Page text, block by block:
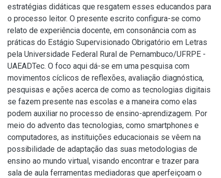
estratégias didáticas que resgatem esses educandos para
o processo leitor. O presente escrito configura-se como
relato de experiência docente, em consonância com as
práticas do Estágio Supervisionado Obrigatório em Letras
pela Universidade Federal Rural de Pernambuco/UFRPE -
UAEADTec. O foco aqui dá-se em uma pesquisa com
movimentos cíclicos de reflexões, avaliação diagnóstica,
pesquisas e ações acerca de como as tecnologias digitais
se fazem presente nas escolas e a maneira como elas
podem auxiliar no processo de ensino-aprendizagem. Por
meio do advento das tecnologias, como smartphones e
computadores, as instituições educacionais se vêem na
possibilidade de adaptação das suas metodologias de
ensino ao mundo virtual, visando encontrar e trazer para
sala de aula ferramentas mediadoras que aperfeiçoam o